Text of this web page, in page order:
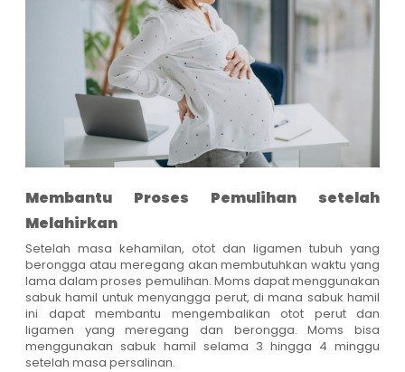
Membantu Proses Pemulihan setelah
Melahirkan
Setelah masa kehamilan, otot dan ligamen tubuh yang
berongga atau meregang akan membutuhkan waktu yang
lama dalam proses pemulihan. Moms dapat menggunakan
sabuk hamil untuk menyangga perut, di mana sabuk hamil
ini dapat membantu mengembalikan otot perut dan
ligamen yang meregang dan berongga. Moms bisa
menggunakan sabuk hamil selama 3 hingga 4 minggu
setelah masa persalinan.